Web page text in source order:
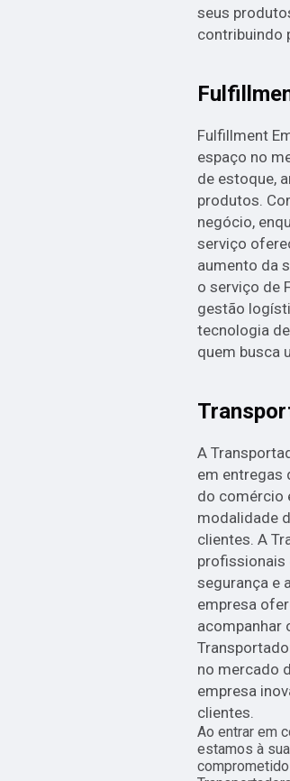
seus
contribuindo
Fulfillment
espaço no
de estoque,
produtos.
negócio,
serviço
aumento da
o serviço de
gestão
tecnologia
quem busca
A
em entregas
do comércio
modalidade
clientes. A
profissionais
segurança e
empresa
acompanhar
no mercado
empresa
clientes.
Ao entrar em
estamos à